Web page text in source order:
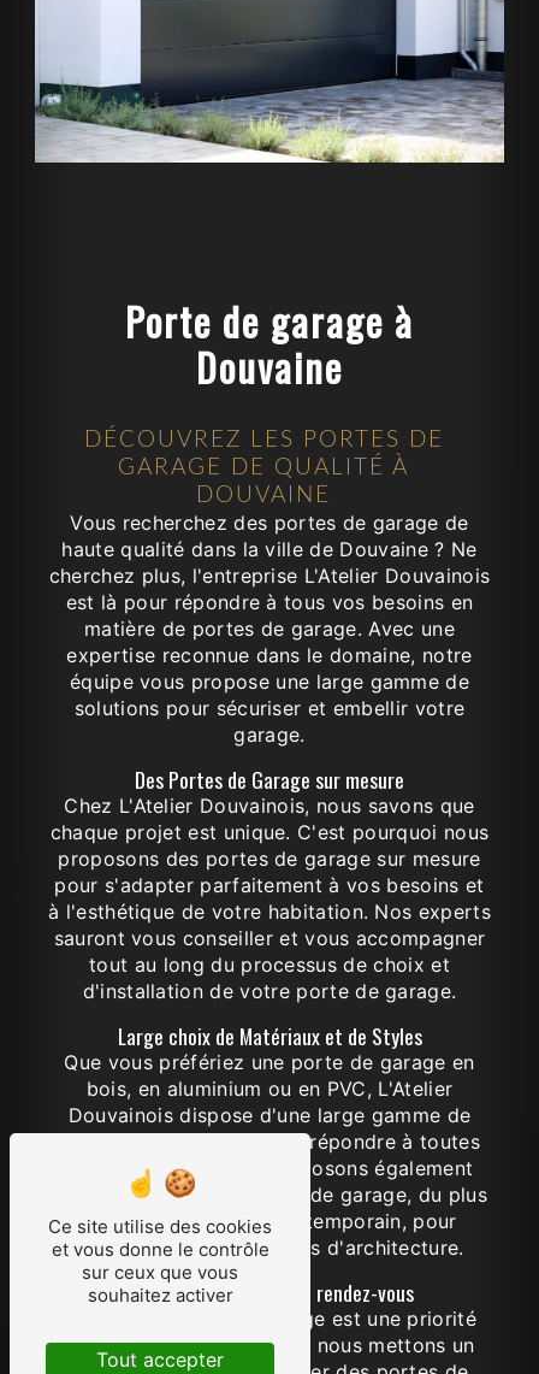
Porte de garage à
Douvaine
DÉCOUVREZ LES PORTES DE
GARAGE DE QUALITÉ À
DOUVAINE
Vous recherchez des portes de garage de
haute qualité dans la ville de Douvaine ? Ne
cherchez plus, l'entreprise L'Atelier Douvainois
est là pour répondre à tous vos besoins en
matière de portes de garage. Avec une
expertise reconnue dans le domaine, notre
équipe vous propose une large gamme de
solutions pour sécuriser et embellir votre
garage.
Des Portes de Garage sur mesure
Chez L'Atelier Douvainois, nous savons que
chaque projet est unique. C'est pourquoi nous
proposons des portes de garage sur mesure
pour s'adapter parfaitement à vos besoins et
à l'esthétique de votre habitation. Nos experts
sauront vous conseiller et vous accompagner
tout au long du processus de choix et
d'installation de votre porte de garage.
Large choix de Matériaux et de Styles
Que vous préfériez une porte de garage en
bois, en aluminium ou en PVC, L'Atelier
Douvainois dispose d'une large gamme de
matériaux de qualité pour répondre à toutes
vos exigences. Nous proposons également
différents styles de portes de garage, du plus
traditionnel au plus contemporain, pour
s'adapter à tous les types d'architecture.
Sécurité et Fiabilité au rendez-vous
La sécurité de votre garage est une priorité
pour nous. C'est pourquoi nous mettons un
Ce site utilise des cookies
et vous donne le contrôle
sur ceux que vous
souhaitez activer
Tout accepter